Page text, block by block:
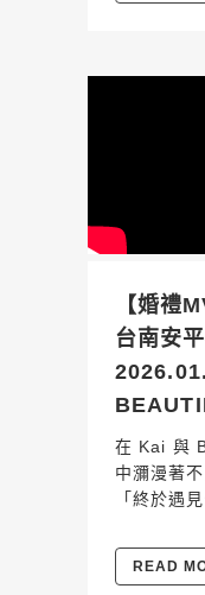
【婚禮
台南安
在 Kai 與
中瀰漫著
「終於遇
READ